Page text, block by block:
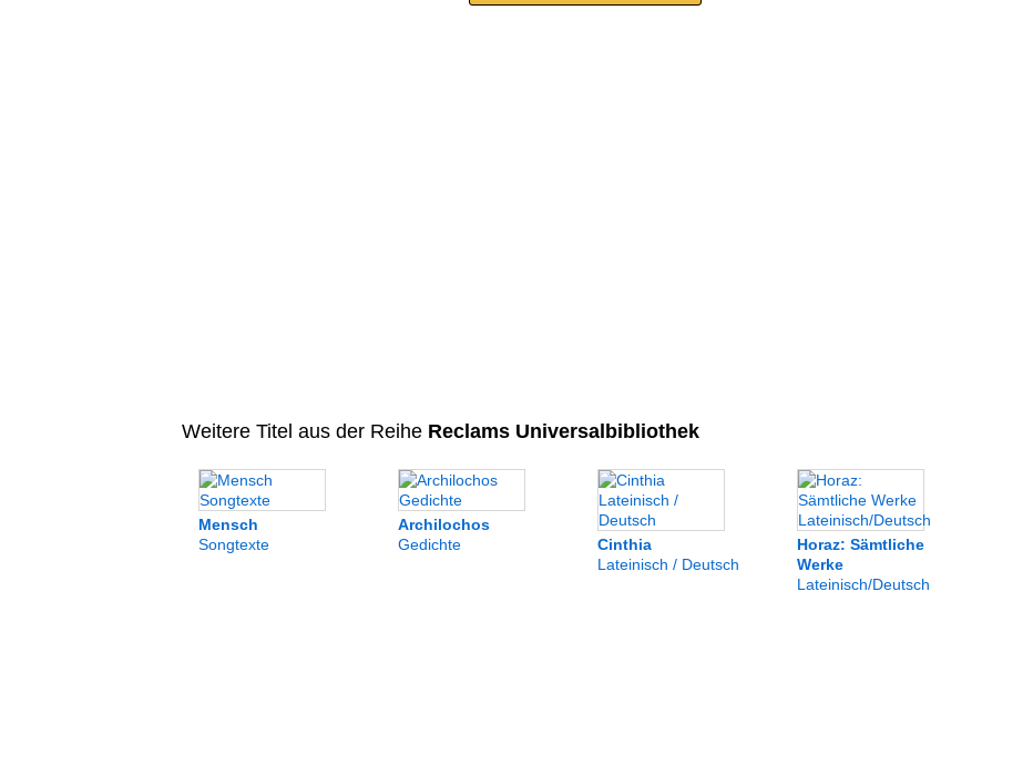
Weitere Titel aus der Reihe Reclams Universalbibliothek
Mensch
Songtexte
Archilochos
Gedichte
Cinthia
Lateinisch / Deutsch
Horaz: Sämtliche
Werke
Lateinisch/Deutsch